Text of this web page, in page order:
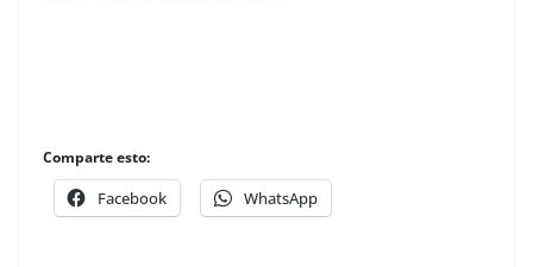
Comparte esto:
Facebook WhatsApp